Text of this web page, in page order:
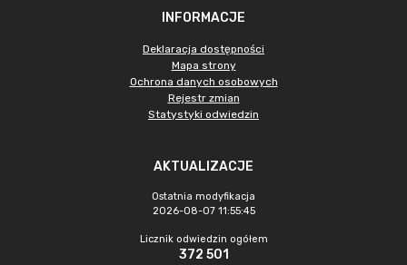
INFORMACJE
Deklaracja dostępności
Mapa strony
Ochrona danych osobowych
Rejestr zmian
Statystyki odwiedzin
AKTUALIZACJE
Ostatnia modyfikacja
2026-08-07 11:55:45
Licznik odwiedzin ogółem
372 501